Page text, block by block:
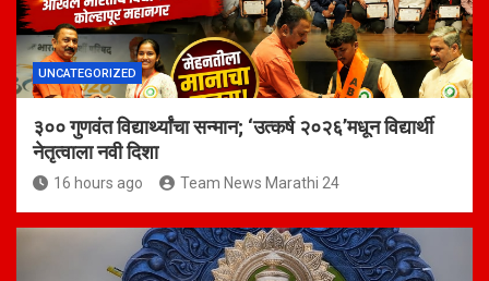
UNCATEGORIZED
३०० गुणवंत विद्यार्थ्यांचा सन्मान; ‘उत्कर्ष २०२६’मधून विद्यार्थी
नेतृत्वाला नवी दिशा
16 hours ago Team News Marathi 24